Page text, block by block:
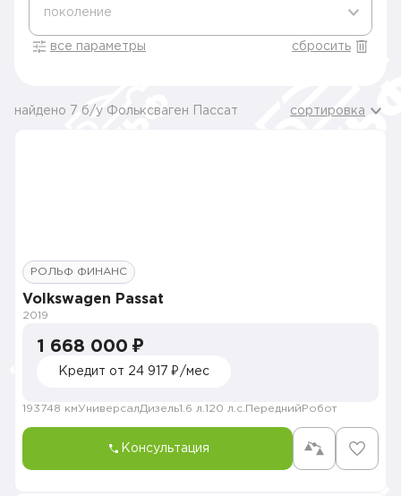
поколение
все параметры сбросить
найдено 7 б/у Фольксваген Пассат сортировка
РОЛЬФ ФИНАНС
Volkswagen Passat
2019
1 668 000 ₽
Кредит от 24 917 ₽/мес
193748 кмУниверсалДизель1.6 л. 120 л.с. Передний Робот
Консультация